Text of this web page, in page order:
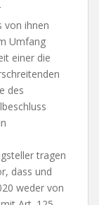
von ihnen
Umfang
einer die
des
tragen
dass und
weder von